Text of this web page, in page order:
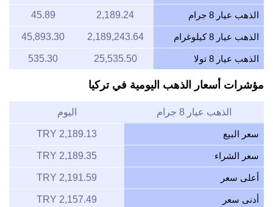
الذهب عيار 8 جرام 2,189.24
45.89
الذهب عيار 8 كيلوغرام 2,189,243.64
45,893.30
الذهب عيار 8 تولا 25,535.50
535.30
مؤشرات أسعار الذهب اليومية في تركيا
الذهب عيار 8 جرام اليوم
سعر البيع 2,189.13 TRY
سعر الشراء 2,189.35 TRY
أعلى سعر 2,191.59 TRY
أدنى سعر 2,157.49 TRY